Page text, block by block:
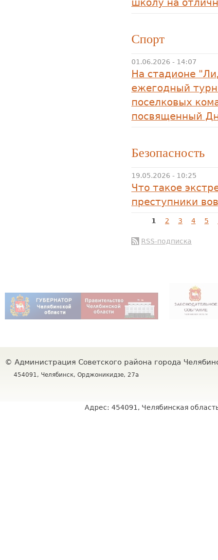
школу на
Спорт
01.06.2026 - 14:07
На стадионе
ежегодный
поселковых
посвященный
Безопасность
19.05.2026 - 10:25
Что такое
преступники
Страницы
1 2 3 4 5
RSS-подписка
© Администрация Советского района города
454091, Челябинск, Орджоникидзе, 27а
Адрес: 454091, Челябинская